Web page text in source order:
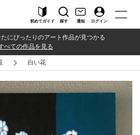
初めてガイド 探す 通知 ログイン
にぴったりのアート作品が見つかる
べての作品を見る
白い花